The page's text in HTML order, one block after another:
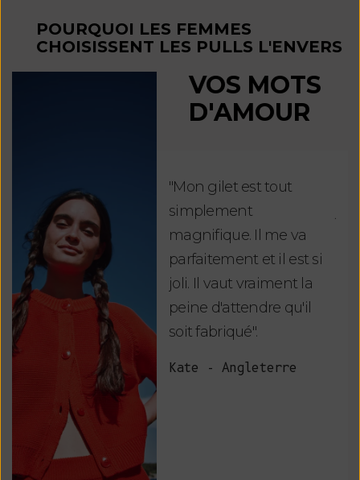
POURQUOI LES FEMMES
CHOISISSENT LES PULLS L'ENVERS
VOS MOTS
D'AMOUR
"Mon gilet est tout
simplement
magnifique. Il me va
parfaitement et il est si
joli. Il vaut vraiment la
peine d'attendre qu'il
soit fabriqué".
Kate - Angleterre